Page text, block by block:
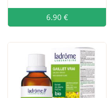
6.90 €